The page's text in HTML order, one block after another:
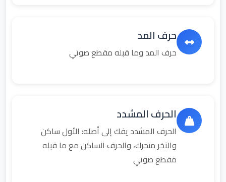
حرف المد
حرف المد وما قبله مقطع صوتي
الحرف المشدد
الحرف المشدد يفك إلى أصله: الأول ساكن
والآخر متحرك، والحرف الساكن مع ما قبله
مقطع صوتي